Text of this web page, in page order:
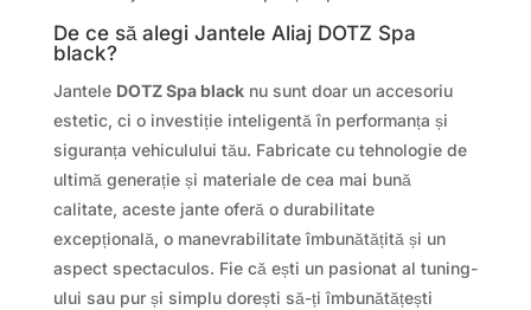
De ce să alegi Jantele Aliaj DOTZ Spa
black?
Jantele DOTZ Spa blacknu sunt doar un accesoriu
estetic, ci o investiție inteligentă în performanța și
siguranța vehiculului tău. Fabricate cu tehnologie de
ultimă generație și materiale de cea mai bună
calitate, aceste jante oferă o durabilitate
excepțională, o manevrabilitate îmbunătățită și un
aspect spectaculos. Fie că ești un pasionat al tuning-
ului sau pur și simplu dorești să-ți îmbunătățești